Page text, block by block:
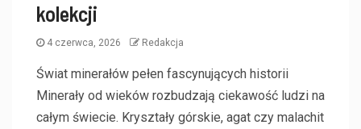
kolekcji
4 czerwca, 2026 Redakcja
Świat minerałów pełen fascynujących historii
Minerały od wieków rozbudzają ciekawość ludzi na
całym świecie. Kryształy górskie, agat czy malachit